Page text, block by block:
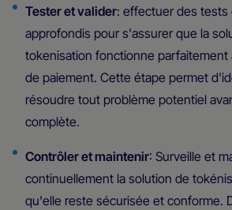
Tester et valider: effectuer des tests
approfondis pour s'assurer que la
tokenisation fonctionne
de paiement. Cette étape permet
résoudre tout problème potentiel
complète.
Contrôler et maintenir: Surveille et
continuellement la solution de
qu'elle reste sécurisée et conforme.